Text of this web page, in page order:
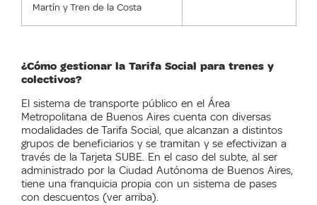
Martín y Tren de la Costa
¿Cómo gestionar la Tarifa Social para trenes y
colectivos?
El sistema de transporte público en el Área
Metropolitana de Buenos Aires cuenta con diversas
modalidades de Tarifa Social, que alcanzan a distintos
grupos de beneficiarios y se tramitan y se efectivizan a
través de la Tarjeta SUBE. En el caso del subte, al ser
administrado por la Ciudad Autónoma de Buenos Aires,
tiene una franquicia propia con un sistema de pases
con descuentos (ver arriba).